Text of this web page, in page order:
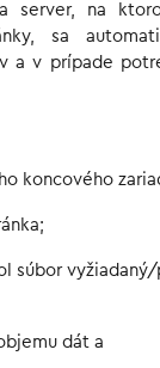
server, na
sa
a v prípade
koncového
súbor vyžiadaný/
dát a